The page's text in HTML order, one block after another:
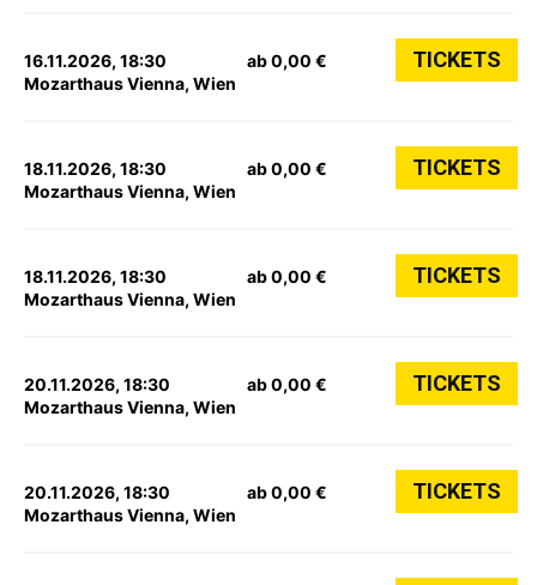
16.11.2026, 18:30
Mozarthaus Vienna, Wien
ab 0,00 € TICKETS
18.11.2026, 18:30
Mozarthaus Vienna, Wien
ab 0,00 € TICKETS
18.11.2026, 18:30
Mozarthaus Vienna, Wien
ab 0,00 € TICKETS
20.11.2026, 18:30
Mozarthaus Vienna, Wien
ab 0,00 € TICKETS
20.11.2026, 18:30
Mozarthaus Vienna, Wien
ab 0,00 € TICKETS